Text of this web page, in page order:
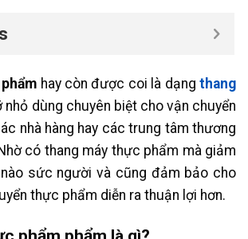
hay còn được coi là dạngthang
nhỏ dùng chuyên biệt cho vận chuyển
nhà hàng hay các trung tâm thương
có thang máy thực phẩm mà giảm
sức người và cũng đảm bảo cho
thực phẩm diễn ra thuận lợi hơn.